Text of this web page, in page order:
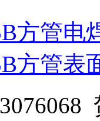
方管电
方管表